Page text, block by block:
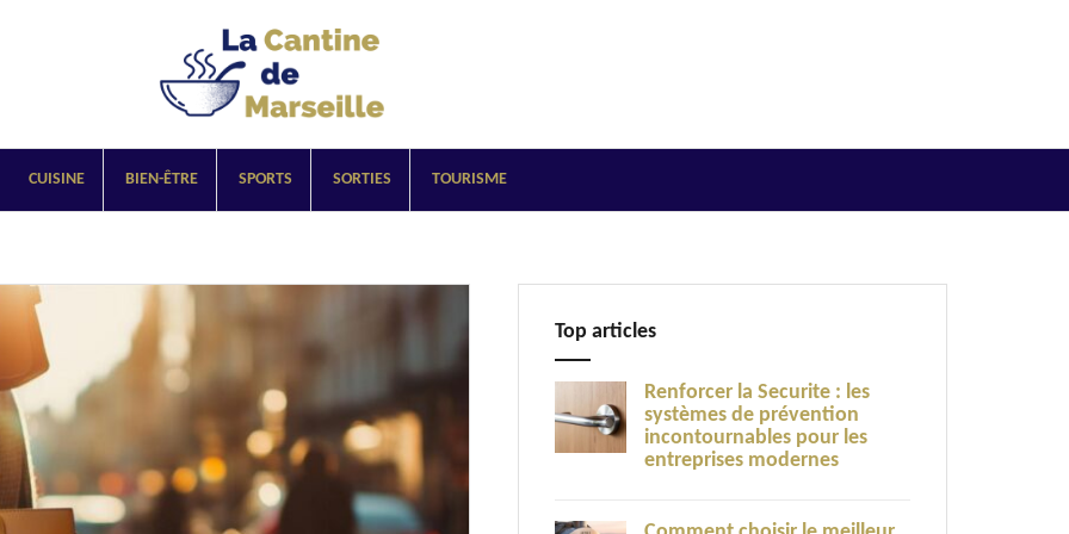
CUISINE BIEN-ÊTRE SPORTS SORTIES TOURISME
Top articles
Renforcer la Securite : les
systèmes de prévention
incontournables pour les
entreprises modernes